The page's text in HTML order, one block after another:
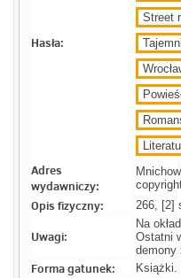
Hasła:
Street
Adres
wydawniczy:
Opis fizyczny: 266, [2]
Uwagi:
Na
Ostatni
demony
Forma gatunek: Książki.